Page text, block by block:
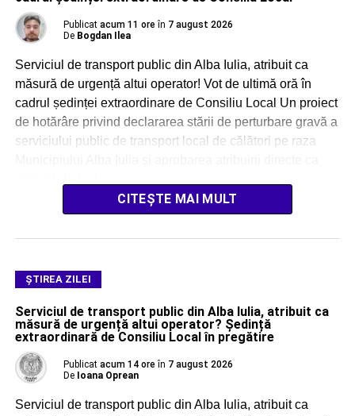
Publicat acum 11 ore în 7 august 2026
De Bogdan Ilea
Serviciul de transport public din Alba Iulia, atribuit ca
măsură de urgență altui operator! Vot de ultimă oră în
cadrul ședinței extraordinare de Consiliu Local Un proiect
de hotărâre privind declararea stării de perturbare gravă a
serviciului public de transport local de călători pe raza
CITEȘTE MAI MULT
ŞTIREA ZILEI
Serviciul de transport public din Alba Iulia, atribuit ca
măsură de urgență altui operator? Ședință
extraordinară de Consiliu Local în pregătire
Publicat acum 14 ore în 7 august 2026
De Ioana Oprean
Serviciul de transport public din Alba Iulia, atribuit ca